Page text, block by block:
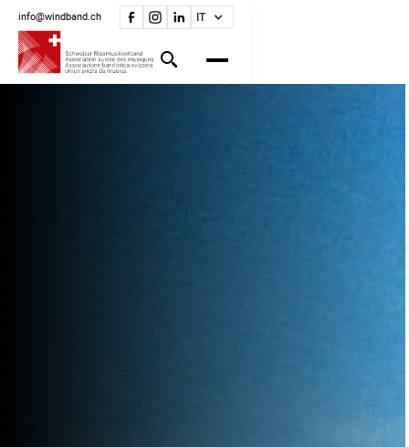
info@windband.ch IT